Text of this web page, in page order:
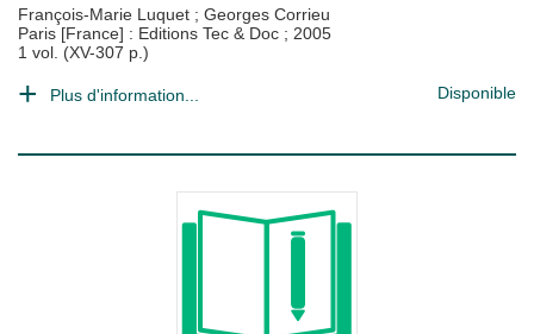
François-Marie Luquet ; Georges Corrieu
Paris [France] : Editions Tec & Doc ; 2005
1 vol. (XV-307 p.)
Plus d'information... Disponible